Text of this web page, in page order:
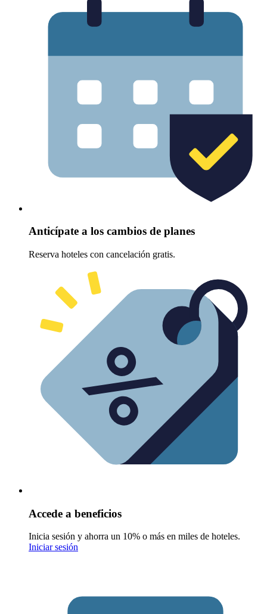
Anticípate a los cambios de planes
Reserva hoteles con cancelación gratis.
Accede a beneficios
Inicia sesión y ahorra un 10% o más en miles de hoteles.
Iniciar sesión